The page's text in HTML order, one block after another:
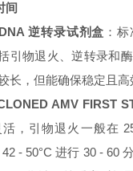
间
逆转录试剂盒 ：
引物退火、逆转录和
长，但能确保稳定且高
AMV FIRST
，引物退火一般在
- 50°C 进行 30 - 60